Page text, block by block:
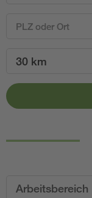
30 km
Arbeitsbereich